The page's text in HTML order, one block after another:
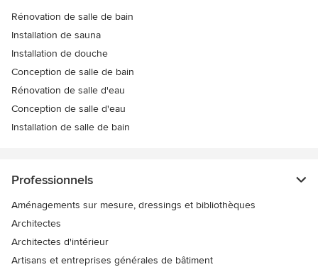
Rénovation de salle de bain
Installation de sauna
Installation de douche
Conception de salle de bain
Rénovation de salle d'eau
Conception de salle d'eau
Installation de salle de bain
Professionnels
Aménagements sur mesure, dressings et bibliothèques
Architectes
Architectes d'intérieur
Artisans et entreprises générales de bâtiment